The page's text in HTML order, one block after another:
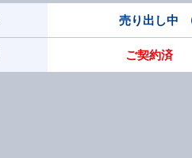
売り出し中
ご契約済